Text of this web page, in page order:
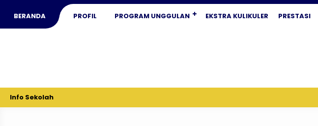
BERANDA PROFIL PROGRAM UNGGULAN EKSTRA KULIKULER PRESTASI
Info Sekolah